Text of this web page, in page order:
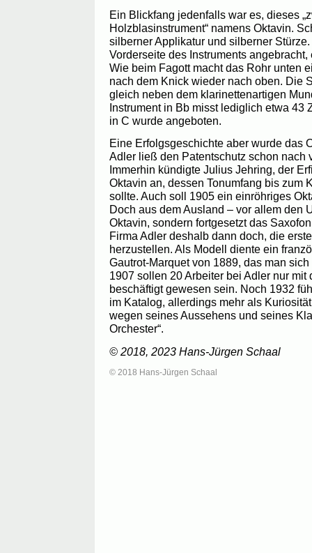
Ein Blickfang jedenfalls war es, dieses
Holzblasinstrument“ namens Oktavin.
silberner Applikatur und silberner
Vorderseite des Instruments
Wie beim Fagott macht das Rohr unten
nach dem Knick wieder nach oben. Die
gleich neben dem klarinettenartigen
Instrument in Bb misst lediglich etwa 43
in C wurde angeboten.
Eine Erfolgsgeschichte aber wurde das
Adler ließ den Patentschutz schon nach
Immerhin kündigte Julius Jehring, der
Oktavin an, dessen Tonumfang bis zum
sollte. Auch soll 1905 ein einröhriges
Doch aus dem Ausland – vor allem den
Oktavin, sondern fortgesetzt das
Firma Adler deshalb dann doch, die
herzustellen. Als Modell diente ein
Gautrot-Marquet von 1889, das man
1907 sollen 20 Arbeiter bei Adler nur mit
beschäftigt gewesen sein. Noch 1932
im Katalog, allerdings mehr als
wegen seines Aussehens und seines
Orchester“.
© 2018, 2023 Hans-Jürgen Schaal
© 2018 Hans-Jürgen Schaal